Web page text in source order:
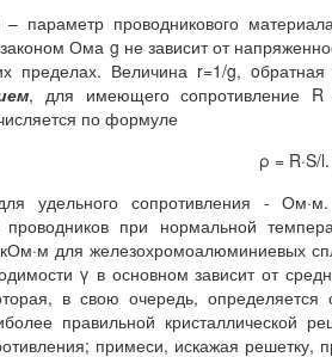
параметр проводникового
законом Ома g не зависит от
пределах. Величина r=1/g,
, для имеющего сопротивление
по формуле
ρ = R·S/
удельного сопротивления -
проводников при нормальной
для железохромоалюминиевых
γ в основном зависит от
в свою очередь, определяется
правильной кристаллической
примеси, искажая решетку,